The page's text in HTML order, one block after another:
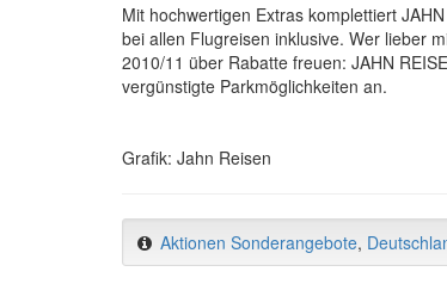
Mit hochwertigen Extras komplettiert
bei allen Flugreisen inklusive. Wer lieber
2010/11 über Rabatte freuen: JAHN
vergünstigte Parkmöglichkeiten an.
Grafik: Jahn Reisen
Aktionen Sonderangebote,